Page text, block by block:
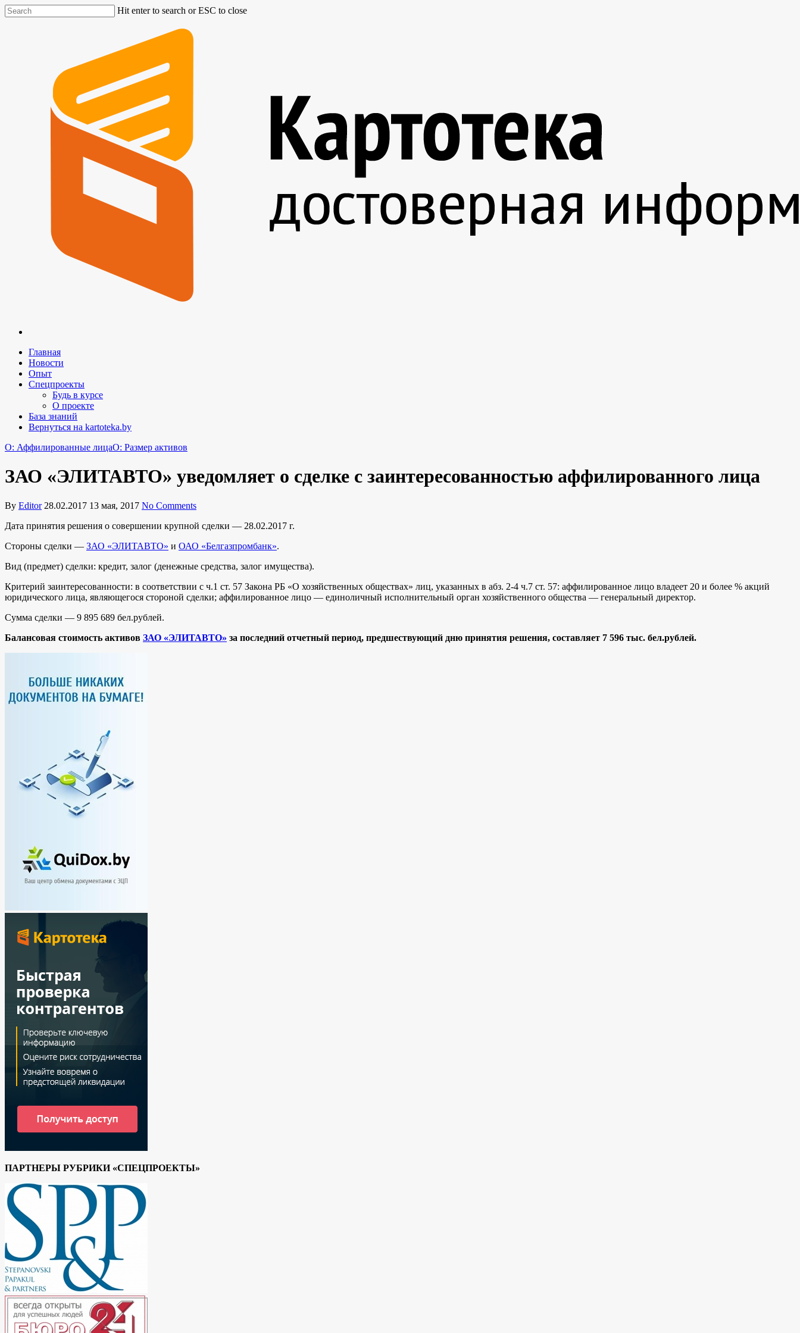
Hit enter to search or ESC to close
Главная
Новости
Опыт
Спецпроекты
Будь в курсе
О проекте
База знаний
Вернуться на kartoteka.by
O: Аффилированные лицаO: Размер активов
ЗАО «ЭЛИТАВТО» уведомляет о сделке с заинтересованностью аффилированного лица
By Editor 28.02.2017 13 мая, 2017 No Comments
Дата принятия решения о совершении крупной сделки — 28.02.2017 г.
Стороны сделки — ЗАО «ЭЛИТАВТО» и ОАО «Белгазпромбанк».
Вид (предмет) сделки: кредит, залог (денежные средства, залог имущества).
Критерий заинтересованности: в соответствии с ч.1 ст. 57 Закона РБ «О хозяйственных обществах» лиц, указанных в абз. 2-4 ч.7 ст. 57: аффилированное лицо владеет 20 и более % акций
юридического лица, являющегося стороной сделки; аффилированное лицо — единоличный исполнительный орган хозяйственного общества — генеральный директор.
Сумма сделки — 9 895 689 бел.рублей.
Балансовая стоимость активов ЗАО «ЭЛИТАВТО» за последний отчетный период, предшествующий дню принятия решения, составляет 7 596 тыс. бел.рублей.
ПАРТНЕРЫ РУБРИКИ «СПЕЦПРОЕКТЫ»